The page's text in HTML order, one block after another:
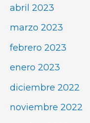
abril 2023
marzo 2023
febrero 2023
enero 2023
diciembre 2022
noviembre 2022